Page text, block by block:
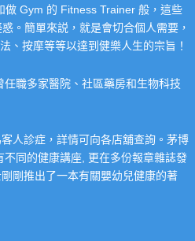
做 Gym 的 Fitness Trainer 般，這些
。簡單來説，就是會切合個人需要，
、按摩等等以達到健樂人生的宗旨！
職多家醫院、社區藥房和生物科技
人診症，詳情可向各店舖查詢。茅博
同的健康講座, 更在多份報章雜誌發
剛推出了一本有關嬰幼兒健康的著